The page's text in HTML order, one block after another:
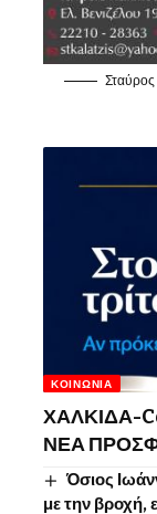
Σταύρος
ΚΟΙΝΩΝΊΑ
ΧΑΛΚΙΔΑ-
ΝΕΑ
Όσιος
με την βροχή,